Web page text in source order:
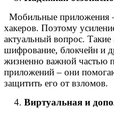
Мобильные приложения
хакеров. Поэтому
актуальный вопрос.
шифрование, блокчейн и
жизненно важной частью
приложений – они
защитить его от взломов.
Виртуальная и